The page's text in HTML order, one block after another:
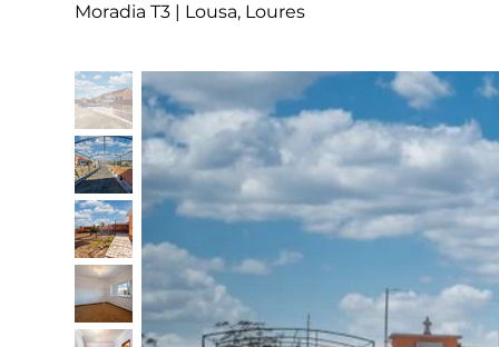
Moradia T3 | Lousa, Loures